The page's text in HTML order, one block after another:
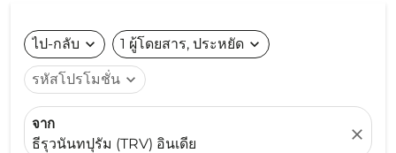
ไป-กลับ expand_more 1 ผู้โดยสาร, ประหยัด expand_more
รหัสโปรโมชั่น expand_more
จาก
ธีรุวนันทปุรัม (TRV) อินเดีย
close